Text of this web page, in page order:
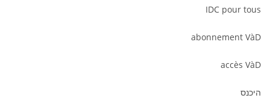
IDC pour tous
abonnement VàD
accès VàD
היכנס